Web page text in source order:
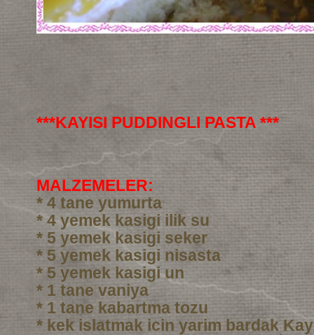
***KAYISI PUDDINGLI PASTA ***
MALZEMELER:
* 4 tane yumurta
* 4 yemek kasigi ilik su
* 5 yemek kasigi seker
* 5 yemek kasigi nisasta
* 5 yemek kasigi un
* 1 tane vaniya
* 1 tane kabartma tozu
* kek islatmak icin yarim bardak